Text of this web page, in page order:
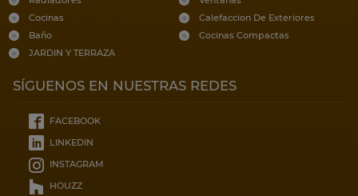
Cocinas
Baño
JARDIN Y TERRAZA
Calefaccion De Exteriores
Cocinas Compactas
SÍGUENOS EN NUESTRAS REDES
FACEBOOK
LINKEDIN
INSTAGRAM
HOUZZ